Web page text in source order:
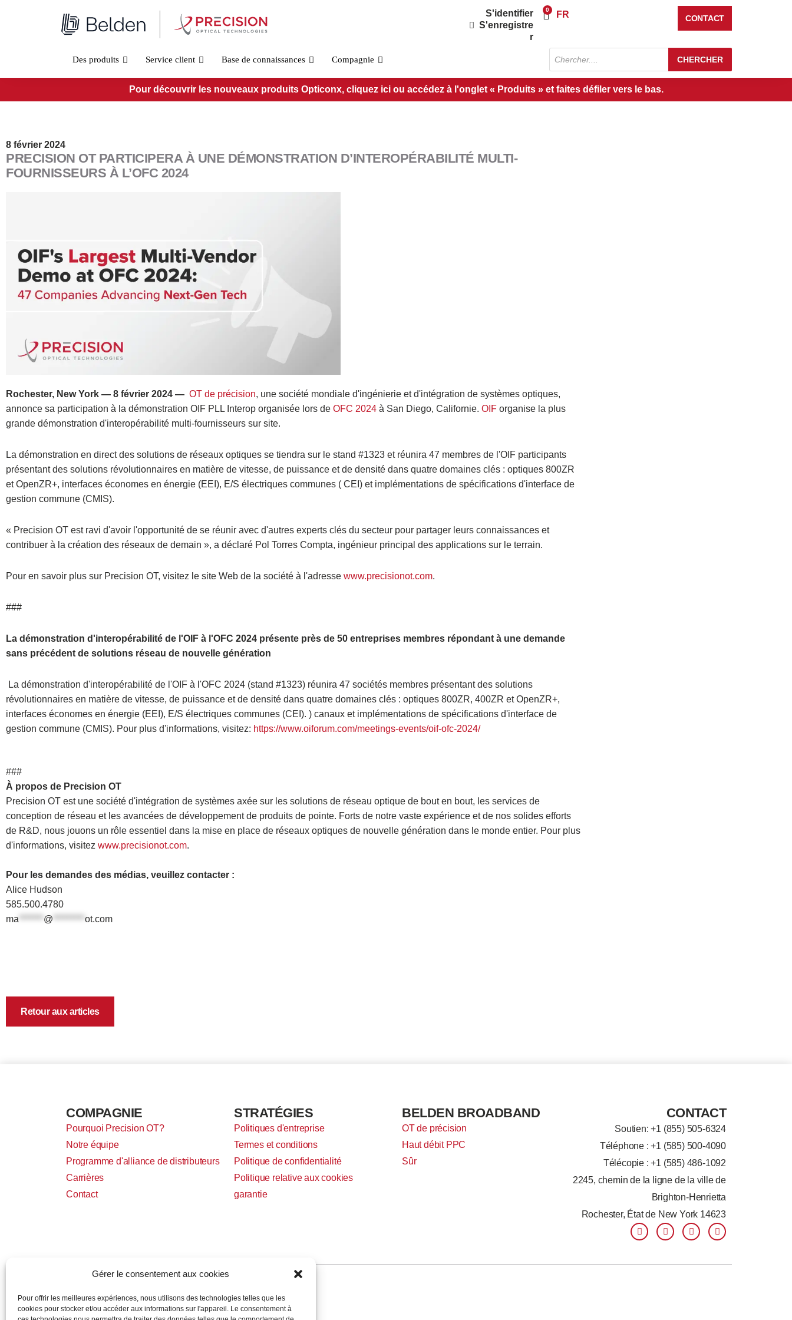
Gérer le consentement aux cookies
Pour offrir les meilleures expériences, nous utilisons des technologies telles que les
cookies pour stocker et/ou accéder aux informations sur l'appareil. Le consentement à
S'identifier
S'enregistre
r
0
Panier
FR CONTACT
Des produits Service client Base de connaissances Compagnie
Recherche
de
produits
CHERCHER
Pour découvrir les nouveaux produits Opticonx, cliquez ici ou accédez à l'onglet « Produits » et faites défiler vers le bas.
8 février 2024
PRECISION OT PARTICIPERA À UNE DÉMONSTRATION D’INTEROPÉRABILITÉ MULTI-
FOURNISSEURS À L’OFC 2024
Rochester, New York — 8 février 2024 — OT de précision, une société mondiale d'ingénierie et d'intégration de systèmes optiques,
annonce sa participation à la démonstration OIF PLL Interop organisée lors de OFC 2024 à San Diego, Californie. OIF organise la plus
grande démonstration d'interopérabilité multi-fournisseurs sur site.
La démonstration en direct des solutions de réseaux optiques se tiendra sur le stand #1323 et réunira 47 membres de l'OIF participants
présentant des solutions révolutionnaires en matière de vitesse, de puissance et de densité dans quatre domaines clés : optiques 800ZR
et OpenZR+, interfaces économes en énergie (EEI), E/S électriques communes ( CEI) et implémentations de spécifications d'interface de
gestion commune (CMIS).
« Precision OT est ravi d'avoir l'opportunité de se réunir avec d'autres experts clés du secteur pour partager leurs connaissances et
contribuer à la création des réseaux de demain », a déclaré Pol Torres Compta, ingénieur principal des applications sur le terrain.
Pour en savoir plus sur Precision OT, visitez le site Web de la société à l'adresse www.precisionot.com.
###
La démonstration d'interopérabilité de l'OIF à l'OFC 2024 présente près de 50 entreprises membres répondant à une demande
sans précédent de solutions réseau de nouvelle génération
La démonstration d'interopérabilité de l'OIF à l'OFC 2024 (stand #1323) réunira 47 sociétés membres présentant des solutions
révolutionnaires en matière de vitesse, de puissance et de densité dans quatre domaines clés : optiques 800ZR, 400ZR et OpenZR+,
interfaces économes en énergie (EEI), E/S électriques communes (CEI). ) canaux et implémentations de spécifications d'interface de
gestion commune (CMIS). Pour plus d'informations, visitez: https://www.oiforum.com/meetings-events/oif-ofc-2024/
###
À propos de Precision OT
Precision OT est une société d'intégration de systèmes axée sur les solutions de réseau optique de bout en bout, les services de
conception de réseau et les avancées de développement de produits de pointe. Forts de notre vaste expérience et de nos solides efforts
de R&D, nous jouons un rôle essentiel dans la mise en place de réseaux optiques de nouvelle génération dans le monde entier. Pour plus
d'informations, visitez www.precisionot.com.
Pour les demandes des médias, veuillez contacter :
Alice Hudson
585.500.4780
ma ******* @ ********* ot.com
Retour aux articles
COMPAGNIE
Pourquoi Precision OT?
Notre équipe
Programme d'alliance de distributeurs
Carrières
Contact
STRATÉGIES
Politiques d'entreprise
Termes et conditions
Politique de confidentialité
Politique relative aux cookies
garantie
BELDEN BROADBAND
OT de précision
Haut débit PPC
Sûr
CONTACT
Soutien: +1 (855) 505-6324
Téléphone : +1 (585) 500-4090
Télécopie : +1 (585) 486-1092
2245, chemin de la ligne de la ville de
Brighton-Henrietta
Rochester, État de New York 14623
F
a
b
L
i
e
T
w
t
Y
o
u